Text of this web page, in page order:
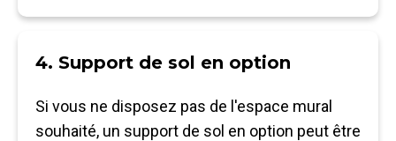
4. Support de sol en option
Si vous ne disposez pas de l'espace mural
souhaité, un support de sol en option peut être